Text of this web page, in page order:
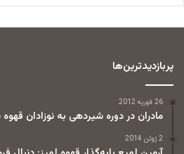
پربازدیدترین‌ها
26 فوریه 2012
مادران در دوره شیردهی به نوزادان قهوه
2 ژوئن 2014